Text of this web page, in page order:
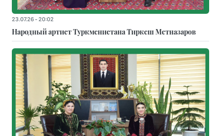
23.07.26 - 20:02
Народный артист Туркменистана Тиркеш Мeтназаров